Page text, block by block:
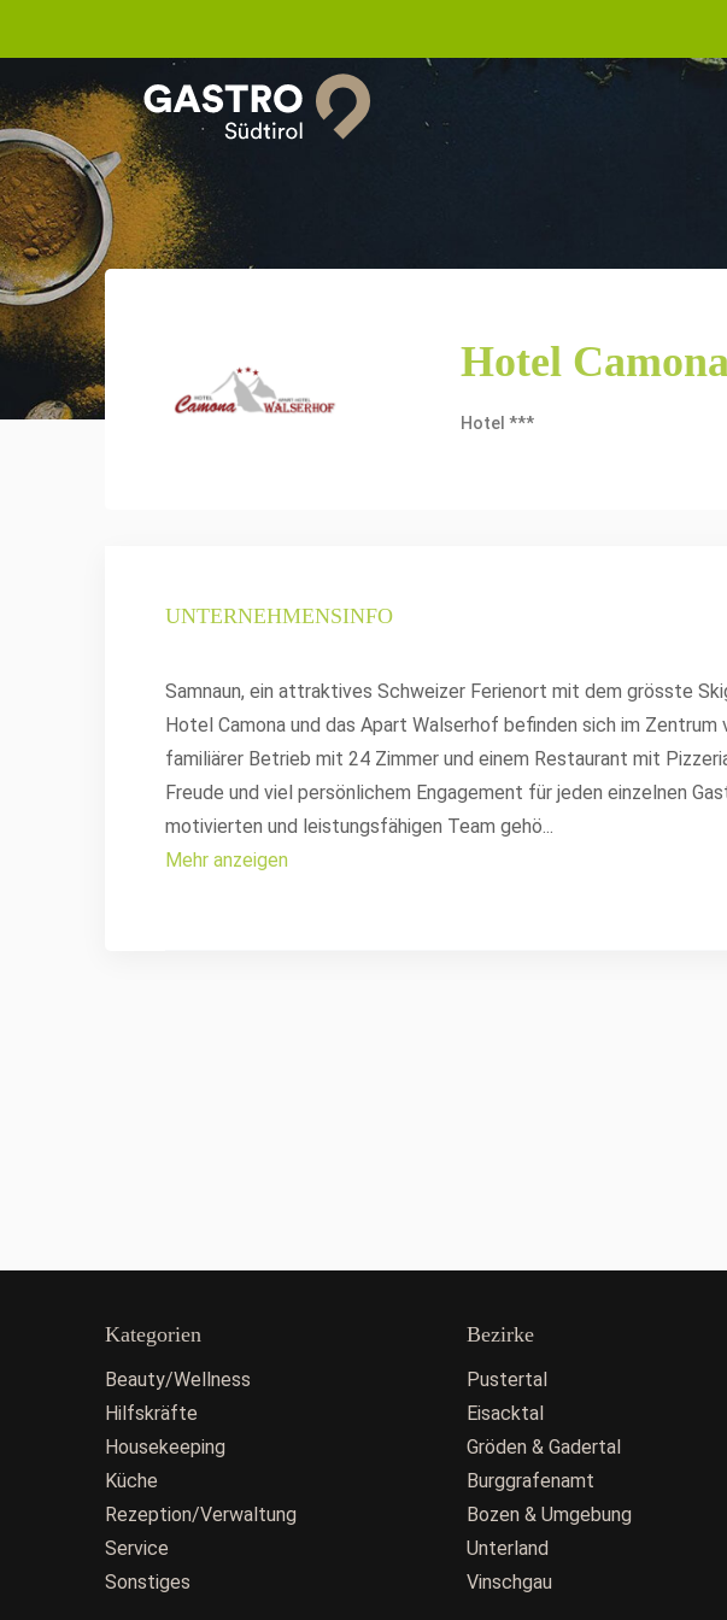
Hotel
Hotel ***
UNTERNEHMENSINFO
Samnaun, ein attraktives Schweizer Ferienort mit dem grösste
Hotel Camona und das Apart Walserhof befinden sich im Zentrum
familiärer Betrieb mit 24 Zimmer und einem Restaurant mit
Freude und viel persönlichem Engagement für jeden einzelnen
motivierten und leistungsfähigen Team gehö...
Mehr anzeigen
Kategorien
Beauty/Wellness
Hilfskräfte
Housekeeping
Küche
Rezeption/Verwaltung
Service
Sonstiges
Bezirke
Pustertal
Eisacktal
Gröden & Gadertal
Burggrafenamt
Bozen & Umgebung
Unterland
Vinschgau